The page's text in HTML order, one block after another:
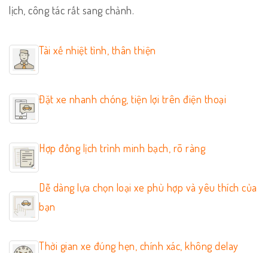
lịch, công tác rất sang chảnh.
Tài xế nhiệt tình, thân thiện
Đặt xe nhanh chóng, tiện lợi trên điện thoại
Hợp đồng lịch trình minh bạch, rõ ràng
Dễ dàng lựa chọn loại xe phù hợp và yêu thích của
bạn
Thời gian xe đúng hẹn, chính xác, không delay